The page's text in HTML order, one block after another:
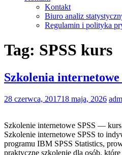
Kontakt
Biuro analiz
Regulamin i polityka
Tag: SPSS kurs
Szkolenia internetowe
28 czerwca, 201718 maja, 2026
Szkolenie internetowe SPSS —
Szkolenie internetowe SPSS to
programu IBM SPSS Statistics,
praktyczne szkolenie dla osób,